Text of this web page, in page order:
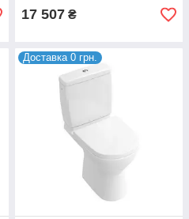
17 507 ₴
Доставка 0 грн.